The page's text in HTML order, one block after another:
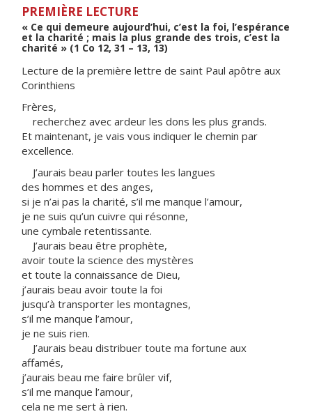
PREMIÈRE LECTURE
« Ce qui demeure aujourd’hui, c’est la foi, l’espérance
et la charité ; mais la plus grande des trois, c’est la
charité » (1 Co 12, 31 – 13, 13)
Lecture de la première lettre de saint Paul apôtre aux
Corinthiens
Frères,
recherchez avec ardeur les dons les plus grands.
Et maintenant, je vais vous indiquer le chemin par
excellence.
J’aurais beau parler toutes les langues
des hommes et des anges,
si je n’ai pas la charité, s’il me manque l’amour,
je ne suis qu’un cuivre qui résonne,
une cymbale retentissante.
J’aurais beau être prophète,
avoir toute la science des mystères
et toute la connaissance de Dieu,
j’aurais beau avoir toute la foi
jusqu’à transporter les montagnes,
s’il me manque l’amour,
je ne suis rien.
J’aurais beau distribuer toute ma fortune aux
affamés,
j’aurais beau me faire brûler vif,
s’il me manque l’amour,
cela ne me sert à rien.